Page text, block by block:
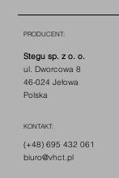
PRODUCENT:
Stegu sp. z o. o.
ul. Dworcowa 8
46-024 Jełowa
Polska
KONTAKT:
(+48) 695 432 061
biuro@vhct.pl